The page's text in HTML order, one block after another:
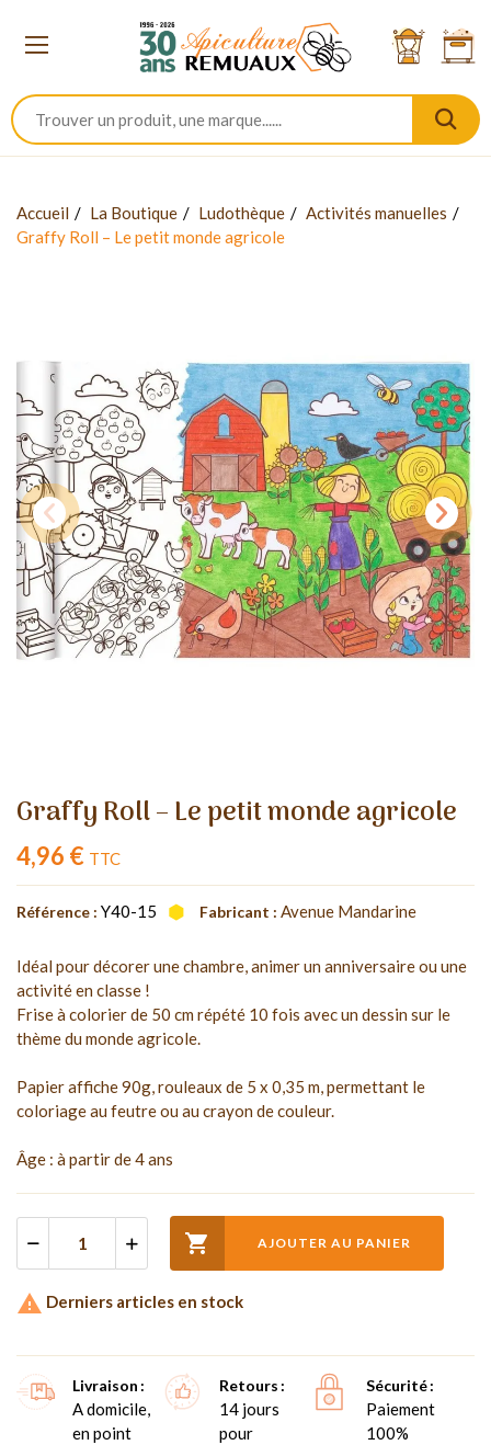
Accueil La Boutique Ludothèque
Activités manuelles
Graffy Roll – Le petit monde agricole
Graffy Roll – Le petit monde agricole
4,96 € TTC
Référence : Y40-15 Fabricant : Avenue Mandarine
Idéal pour décorer une chambre, animer un anniversaire ou une
activité en classe !
Frise à colorier de 50 cm répété 10 fois avec un dessin sur le
thème du monde agricole.
Papier affiche 90g, rouleaux de 5 x 0,35 m, permettant le
coloriage au feutre ou au crayon de couleur.
Âge : à partir de 4 ans
 AJOUTER AU PANIER
 Derniers articles en stock
Livraison
A domicile,
en point
Retours
14 jours
pour
Sécurité
Paiement
100%